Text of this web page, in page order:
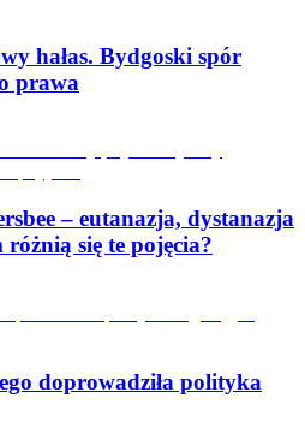
hałas. Bydgoski spór
prawa
– eutanazja, dystanazja
się te pojęcia?
doprowadziła polityka